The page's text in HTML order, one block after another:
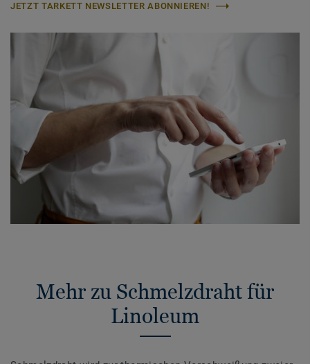
JETZT TARKETT NEWSLETTER ABONNIEREN!
Mehr zu Schmelzdraht für
Linoleum